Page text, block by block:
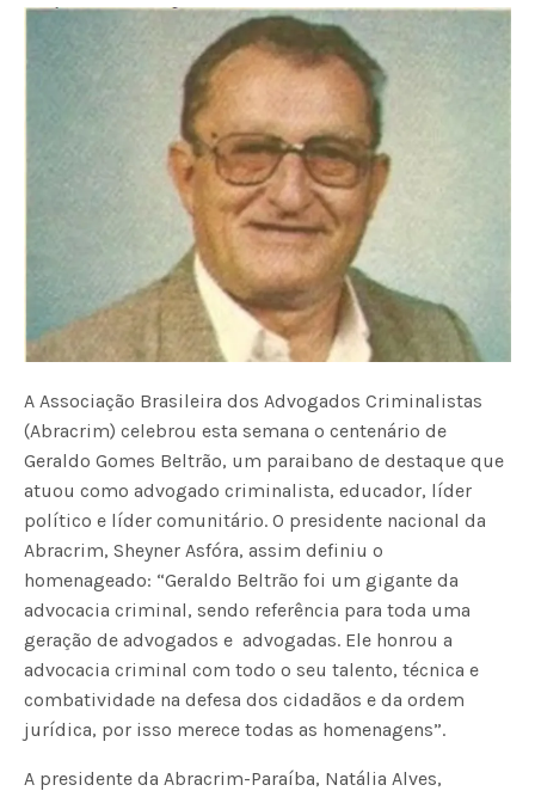
A Associação Brasileira dos Advogados Criminalistas
(Abracrim) celebrou esta semana o centenário de
Geraldo Gomes Beltrão, um paraibano de destaque que
atuou como advogado criminalista, educador, líder
político e líder comunitário. O presidente nacional da
Abracrim, Sheyner Asfóra, assim definiu o
homenageado: “Geraldo Beltrão foi um gigante da
advocacia criminal, sendo referência para toda uma
geração de advogados e advogadas. Ele honrou a
advocacia criminal com todo o seu talento, técnica e
combatividade na defesa dos cidadãos e da ordem
jurídica, por isso merece todas as homenagens”.
A presidente da Abracrim-Paraíba, Natália Alves,